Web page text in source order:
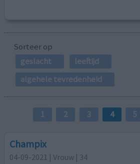
Sorteer op
geslacht
leeftijd
algehele tevredenheid
1 2 3 4 5
Champix
04-09-2021 | Vrouw | 34